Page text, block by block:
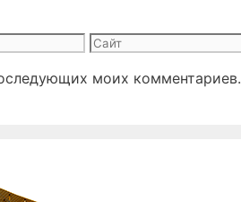
Сайт
моих комментариев.